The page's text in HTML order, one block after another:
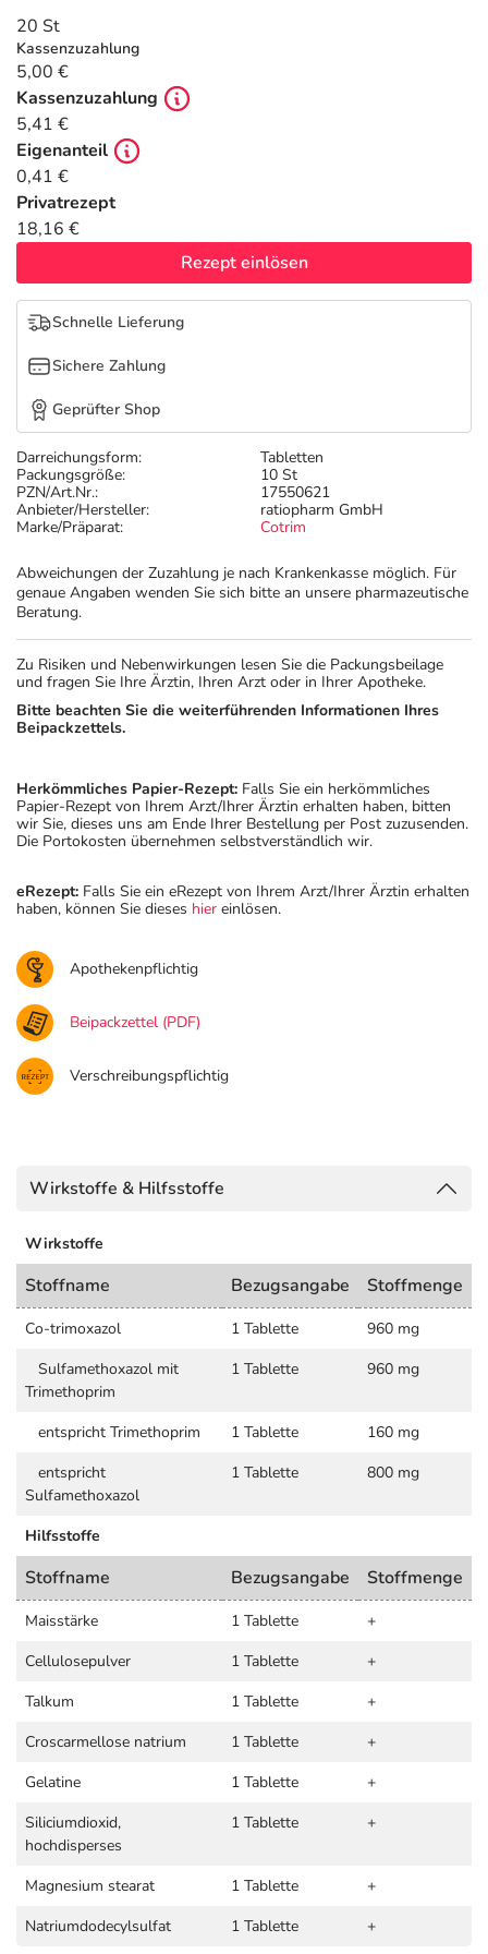
Tierapotheke
Vitamine & Mineralstoffe
Marken
Salus Deals
Darreichungsform:
Tabletten
Packungsgröße:
10 St
PZN/Art.Nr.:
17550621
Anbieter/Hersteller:
ratiopharm GmbH
Marke/Präparat:
Cotrim
Abweichungen der Zuzahlung je nach Krankenkasse möglich. Für
genaue Angaben wenden Sie sich bitte an unsere pharmazeutische
Beratung.
20 St
Kassenzuzahlung
5,00 €
Kassenzuzahlung
5,41 €
Eigenanteil
0,41 €
Privatrezept
18,16 €
Rezept einlösen
Schnelle Lieferung
Sichere Zahlung
Geprüfter Shop
Zu Risiken und Nebenwirkungen lesen Sie die Packungsbeilage
und fragen Sie Ihre Ärztin, Ihren Arzt oder in Ihrer Apotheke.
Bitte beachten Sie die weiterführenden Informationen Ihres
Beipackzettels.
Herkömmliches Papier-Rezept: Falls Sie ein herkömmliches
Papier-Rezept von Ihrem Arzt/Ihrer Ärztin erhalten haben, bitten
wir Sie, dieses uns am Ende Ihrer Bestellung per Post zuzusenden.
Die Portokosten übernehmen selbstverständlich wir.
eRezept: Falls Sie ein eRezept von Ihrem Arzt/Ihrer Ärztin erhalten
haben, können Sie dieses hier einlösen.
Apothekenpflichtig
Beipackzettel (PDF)
Verschreibungspflichtig
Wirkstoffe & Hilfsstoffe
Wirkstoffe
Stoffname Bezugsangabe Stoffmenge
Co-trimoxazol 1 Tablette
960 mg
Sulfamethoxazol mit
Trimethoprim
1 Tablette 960 mg
entspricht Trimethoprim 1 Tablette
160 mg
entspricht
Sulfamethoxazol
1 Tablette 800 mg
Hilfsstoffe
Stoffname Bezugsangabe Stoffmenge
Maisstärke 1 Tablette
+
Cellulosepulver
1 Tablette
+
Talkum
1 Tablette
+
Croscarmellose natrium
1 Tablette
+
Gelatine
1 Tablette
+
Siliciumdioxid,
hochdisperses
1 Tablette +
Magnesium stearat 1 Tablette
+
Natriumdodecylsulfat
1 Tablette +